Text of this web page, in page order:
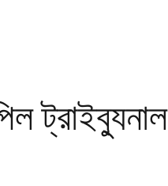
ট্রাইব্যুনাল